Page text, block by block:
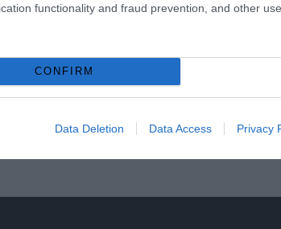
functionality and fraud prevention, and other
CONFIRM
Data Deletion Data Access Privacy
assistenza durante il viaggio, come ad
è importante che tu
a rotelle con maggiore sicurezza e